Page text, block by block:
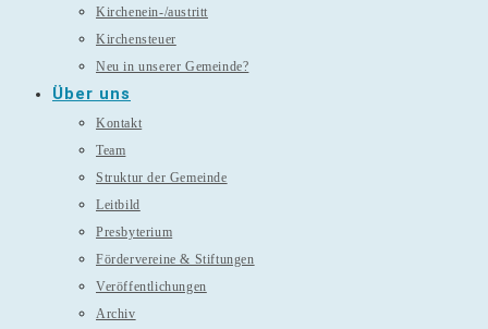
Kirchenein-/austritt
Kirchensteuer
Neu in unserer Gemeinde?
Über uns
Kontakt
Team
Struktur der Gemeinde
Leitbild
Presbyterium
Fördervereine & Stiftungen
Veröffentlichungen
Archiv